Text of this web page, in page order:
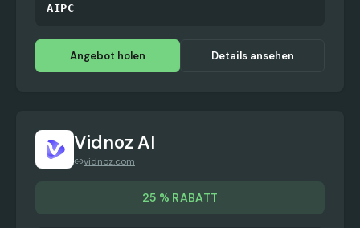
AIPC
Angebot holen Details ansehen
Vidnoz AI
vidnoz.com
25 % RABATT